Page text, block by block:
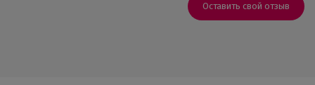
Оставить свой отзыв